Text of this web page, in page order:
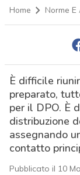
Home Norme
È difficile
preparato,
per il DPO. È
distribuzione
assegnando
contatto
Pubblicato il 10